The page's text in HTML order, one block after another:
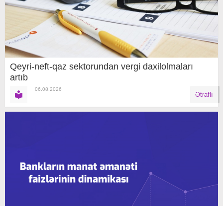
Qeyri-neft-qaz sektorundan vergi daxilolmaları
artıb
06.08.2026
Ətraflı